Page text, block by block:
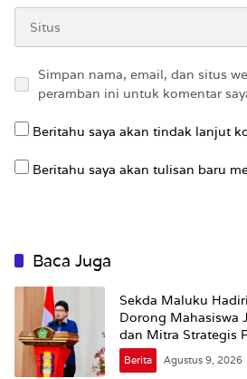
Simpan nama, email, dan situs
peramban ini untuk komentar
Beritahu saya akan tindak lanjut
Beritahu saya akan tulisan baru
Baca Juga
Sekda Maluku
Dorong Mahasiswa
dan Mitra Strategis
Berita Agustus 9, 2026